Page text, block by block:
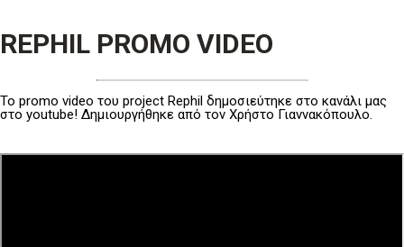
REPHIL PROMO VIDEO
Το promo video του project Rephil δημοσιεύτηκε στο κανάλι μας
στο youtube! Δημιουργήθηκε από τον Χρήστο Γιαννακόπουλο.